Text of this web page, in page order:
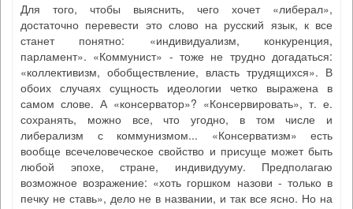
Для того, чтобы выяснить, чего хочет «либерал»,
достаточно перевести это слово на русский язык, к все
станет понятно: «индивидуализм, конкуренция,
парламент». «Коммунист» - тоже не трудно догадаться:
«коллективизм, обобществление, власть трудящихся». В
обоих случаях сущность идеологии четко выражена в
самом слове. А «консерватор»? «Консервировать», т. е.
сохранять, можно все, что угодно, в том числе и
либерализм с коммунизмом... «Консерватизм» есть
вообще всечеловеческое свойство и присуще может быть
любой эпохе, стране, индивидууму. Предполагаю
возможное возражение: «хоть горшком назови - только в
печку не ставь», дело не в названии, и так все ясно. Но на